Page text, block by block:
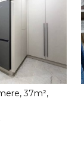
37m²,